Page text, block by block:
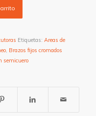
Etiquetas: Areas de
, Brazos fijos cromados
semicuero